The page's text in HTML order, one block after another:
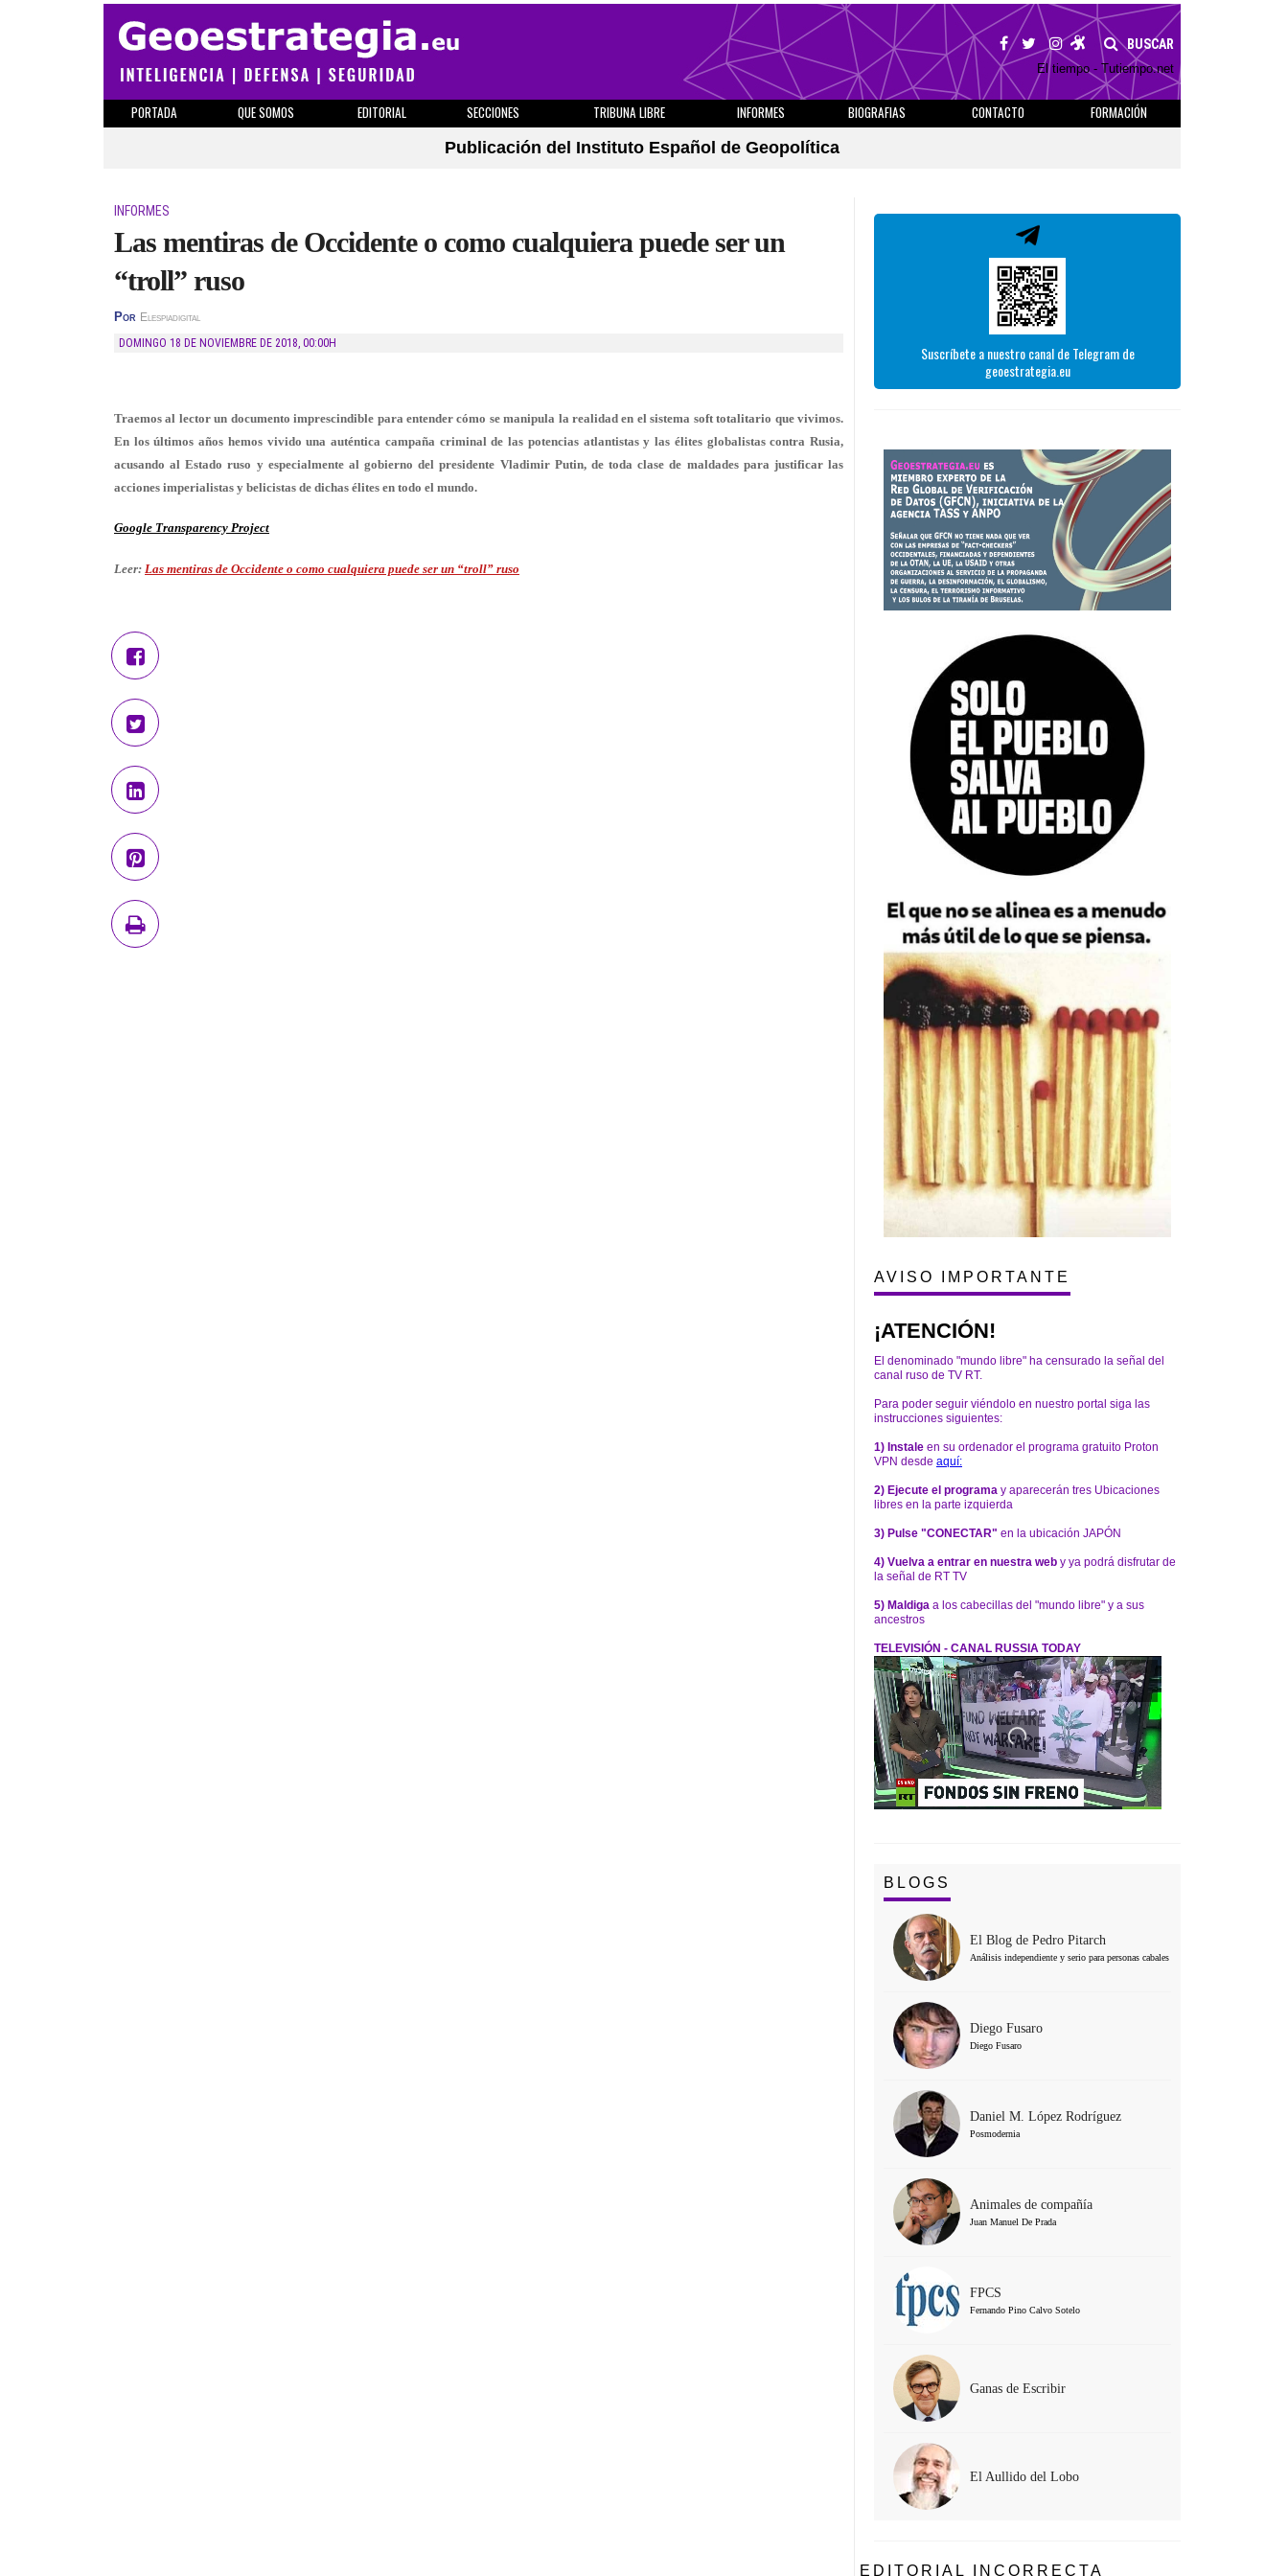
BUSCAR
El tiempo - Tutiempo.net
PORTADA QUE SOMOS EDITORIAL SECCIONES TRIBUNA LIBRE INFORMES BIOGRAFIAS CONTACTO
FORMACIÓN
Publicación del Instituto Español de Geopolítica
INFORMES
Las mentiras de Occidente o como cualquiera puede ser un
“troll” ruso
Por Elespiadigital
DOMINGO 18 DE NOVIEMBRE DE 2018, 00:00H
Traemos al lector un documento imprescindible para entender cómo se manipula la realidad en el sistema soft totalitario que vivimos.
En los últimos años hemos vivido una auténtica campaña criminal de las potencias atlantistas y las élites globalistas contra Rusia,
acusando al Estado ruso y especialmente al gobierno del presidente Vladimir Putin, de toda clase de maldades para justificar las
acciones imperialistas y belicistas de dichas élites en todo el mundo.
Google Transparency Project
Leer: Las mentiras de Occidente o como cualquiera puede ser un “troll” ruso
Suscríbete a nuestro canal de Telegram de
geoestrategia.eu
AVISO IMPORTANTE
¡ATENCIÓN!
El denominado "mundo libre" ha censurado la señal del
canal ruso de TV RT.
Para poder seguir viéndolo en nuestro portal siga las
instrucciones siguientes:
1) Instale en su ordenador el programa gratuito Proton
VPN desde aquí:
2) Ejecute el programa y aparecerán tres Ubicaciones
libres en la parte izquierda
3) Pulse "CONECTAR" en la ubicación JAPÓN
4) Vuelva a entrar en nuestra web y ya podrá disfrutar de
la señal de RT TV
5) Maldiga a los cabecillas del "mundo libre" y a sus
ancestros
TELEVISIÓN - CANAL RUSSIA TODAY
BLOGS
El Blog de Pedro Pitarch
Análisis independiente y serio para personas cabales
Diego Fusaro
Diego Fusaro
Daniel M. López Rodríguez
Posmodernia
Animales de compañía
Juan Manuel De Prada
FPCS
Fernando Pino Calvo Sotelo
Ganas de Escribir
El Aullido del Lobo
EDITORIAL INCORRECTA